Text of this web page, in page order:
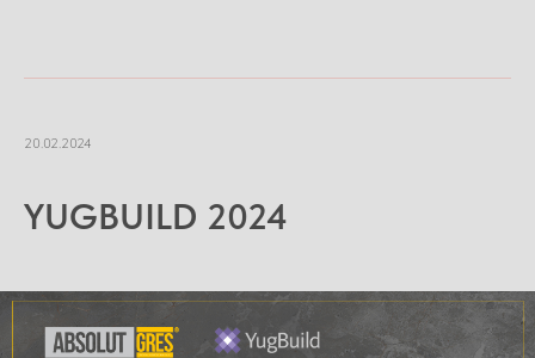
20.02.2024
YUGBUILD 2024